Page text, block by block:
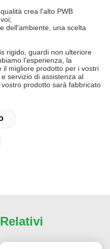
crea l'alto PWB
dell'ambiente, una scelta
rigido, guardi non ulteriore
l'esperienza, la
il migliore prodotto per i vostri
servizio di assistenza al
prodotto sarà fabbricato